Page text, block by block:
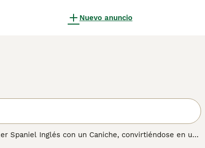
Nuevo anuncio
Spaniel Inglés con un Caniche, convirtiéndose en una